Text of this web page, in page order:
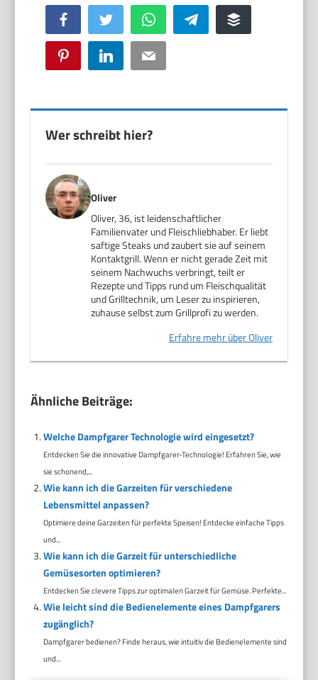
Facebook Twitter WhatsApp Telegram Buffer
Pinterest LinkedIn Email
Wer schreibt hier?
Oliver
Oliver, 36, ist leidenschaftlicher
Familienvater und Fleischliebhaber. Er liebt
saftige Steaks und zaubert sie auf seinem
Kontaktgrill. Wenn er nicht gerade Zeit mit
seinem Nachwuchs verbringt, teilt er
Rezepte und Tipps rund um Fleischqualität
und Grilltechnik, um Leser zu inspirieren,
zuhause selbst zum Grillprofi zu werden.
Erfahre mehr über Oliver
Ähnliche Beiträge:
Welche Dampfgarer Technologie wird eingesetzt?
Entdecken Sie die innovative Dampfgarer-Technologie! Erfahren Sie, wie
sie schonend,...
Wie kann ich die Garzeiten für verschiedene
Lebensmittel anpassen?
Optimiere deine Garzeiten für perfekte Speisen! Entdecke einfache Tipps
und...
Wie kann ich die Garzeit für unterschiedliche
Gemüsesorten optimieren?
Entdecken Sie clevere Tipps zur optimalen Garzeit für Gemüse. Perfekte...
Wie leicht sind die Bedienelemente eines Dampfgarers
zugänglich?
Dampfgarer bedienen? Finde heraus, wie intuitiv die Bedienelemente sind
und...